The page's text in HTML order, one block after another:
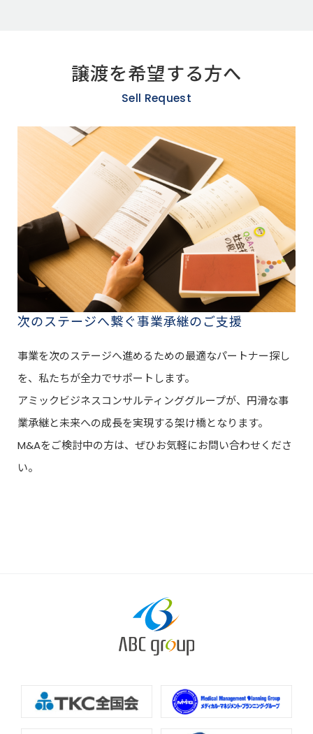
譲渡を希望する方へ
Sell Request
次のステージへ繋ぐ事業承継のご支援
事業を次のステージへ進めるための最適なパートナー探し
を、私たちが全力でサポートします。
アミックビジネスコンサルティンググループが、円滑な事
業承継と未来への成長を実現する架け橋となります。
M&Aをご検討中の方は、ぜひお気軽にお問い合わせくださ
い。